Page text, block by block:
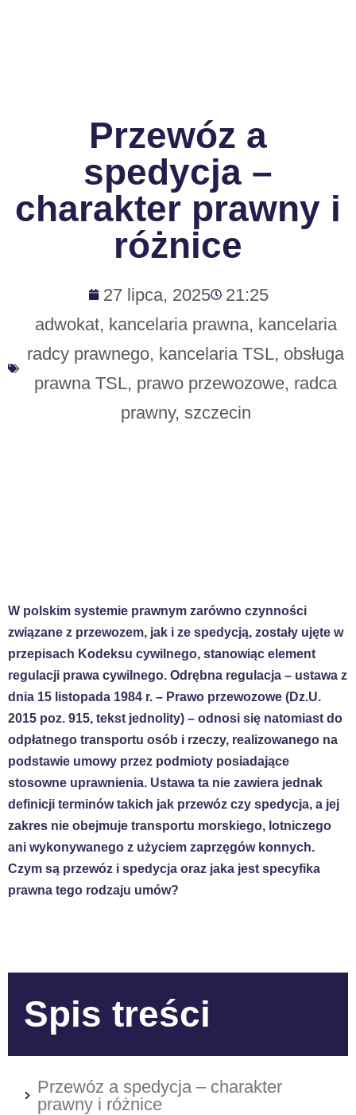
Przewóz a
spedycja –
charakter prawny i
różnice
27 lipca, 2025
21:25
adwokat, kancelaria prawna, kancelaria
radcy prawnego, kancelaria TSL, obsługa
prawna TSL, prawo przewozowe, radca
prawny, szczecin
W polskim systemie prawnym zarówno czynności
związane z przewozem, jak i ze spedycją, zostały ujęte w
przepisach Kodeksu cywilnego, stanowiąc element
regulacji prawa cywilnego. Odrębna regulacja – ustawa z
dnia 15 listopada 1984 r. – Prawo przewozowe (Dz.U.
2015 poz. 915, tekst jednolity) – odnosi się natomiast do
odpłatnego transportu osób i rzeczy, realizowanego na
podstawie umowy przez podmioty posiadające
stosowne uprawnienia. Ustawa ta nie zawiera jednak
definicji terminów takich jak przewóz czy spedycja, a jej
zakres nie obejmuje transportu morskiego, lotniczego
ani wykonywanego z użyciem zaprzęgów konnych.
Czym są przewóz i spedycja oraz jaka jest specyfika
prawna tego rodzaju umów?
Spis treści
Przewóz a spedycja – charakter
prawny i różnice